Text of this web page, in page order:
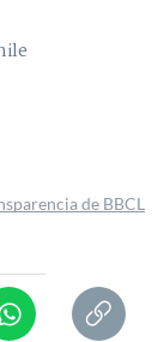
de BBCL